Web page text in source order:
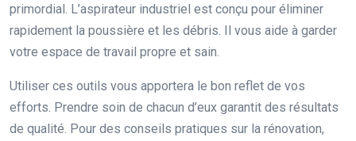
primordial. L’aspirateur industriel est conçu pour éliminer
rapidement la poussière et les débris. Il vous aide à garder
votre espace de travail propre et sain.
Utiliser ces outils vous apportera le bon reflet de vos
efforts. Prendre soin de chacun d’eux garantit des résultats
de qualité. Pour des conseils pratiques sur la rénovation,